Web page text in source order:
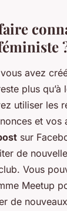
avez
plus
utiliser les
et vos
sur
de
Vous
Meetup
de